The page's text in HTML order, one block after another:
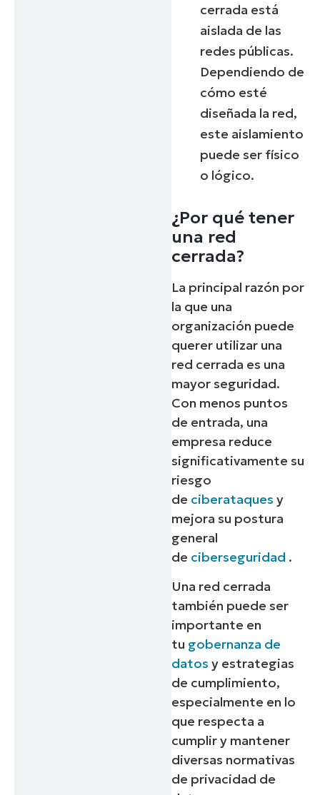
cerrada está
aislada de las
redes públicas.
Dependiendo de
cómo esté
diseñada la red,
este aislamiento
puede ser físico
o lógico.
¿Por qué tener
una red
cerrada?
La principal razón por
la que una
organización puede
querer utilizar una
red cerrada es una
mayor seguridad.
Con menos puntos
de entrada, una
empresa reduce
significativamente su
riesgo
de ciberataques y
mejora su postura
general
de ciberseguridad .
Una red cerrada
también puede ser
importante en
tu gobernanza de
datos y estrategias
de cumplimiento,
especialmente en lo
que respecta a
cumplir y mantener
diversas normativas
de privacidad de